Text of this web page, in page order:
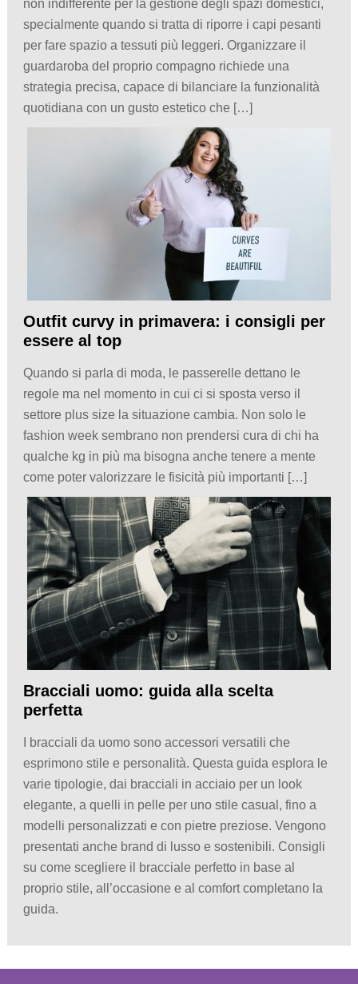
non indifferente per la gestione degli spazi domestici,
specialmente quando si tratta di riporre i capi pesanti
per fare spazio a tessuti più leggeri. Organizzare il
guardaroba del proprio compagno richiede una
strategia precisa, capace di bilanciare la funzionalità
quotidiana con un gusto estetico che […]
Outfit curvy in primavera: i consigli per
essere al top
Quando si parla di moda, le passerelle dettano le
regole ma nel momento in cui ci si sposta verso il
settore plus size la situazione cambia. Non solo le
fashion week sembrano non prendersi cura di chi ha
qualche kg in più ma bisogna anche tenere a mente
come poter valorizzare le fisicità più importanti […]
Bracciali uomo: guida alla scelta
perfetta
I bracciali da uomo sono accessori versatili che
esprimono stile e personalità. Questa guida esplora le
varie tipologie, dai bracciali in acciaio per un look
elegante, a quelli in pelle per uno stile casual, fino a
modelli personalizzati e con pietre preziose. Vengono
presentati anche brand di lusso e sostenibili. Consigli
su come scegliere il bracciale perfetto in base al
proprio stile, all’occasione e al comfort completano la
guida.